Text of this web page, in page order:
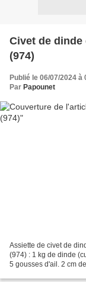
Civet de dinde
(974)
Publié le 06/07/2024 à
Par Papounet
Assiette de civet de
(974) : 1 kg de dinde
5 gousses d'ail. 2 cm